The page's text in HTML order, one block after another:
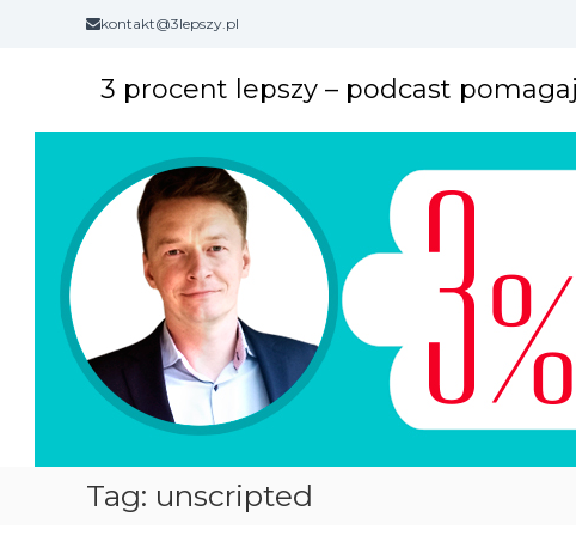
kontakt@3lepszy.pl
3 procent lepszy – podcast
Tag: unscripted